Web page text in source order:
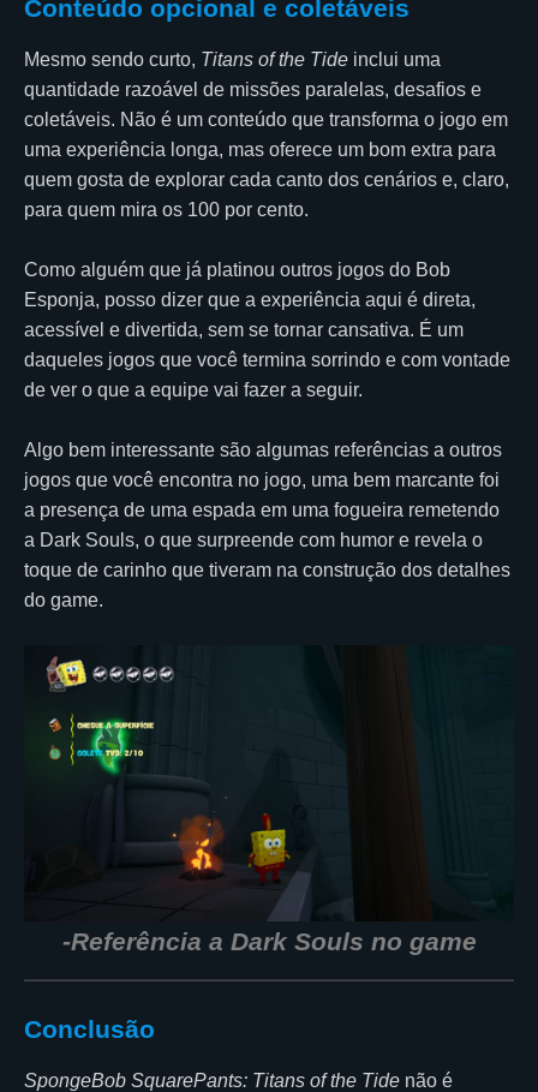
Conteúdo opcional e coletáveis
Mesmo sendo curto, Titans of the Tide inclui uma
quantidade razoável de missões paralelas, desafios e
coletáveis. Não é um conteúdo que transforma o jogo em
uma experiência longa, mas oferece um bom extra para
quem gosta de explorar cada canto dos cenários e, claro,
para quem mira os 100 por cento.
Como alguém que já platinou outros jogos do Bob
Esponja, posso dizer que a experiência aqui é direta,
acessível e divertida, sem se tornar cansativa. É um
daqueles jogos que você termina sorrindo e com vontade
de ver o que a equipe vai fazer a seguir.
Algo bem interessante são algumas referências a outros
jogos que você encontra no jogo, uma bem marcante foi
a presença de uma espada em uma fogueira remetendo
a Dark Souls, o que surpreende com humor e revela o
toque de carinho que tiveram na construção dos detalhes
do game.
-Referência a Dark Souls no game
Conclusão
SpongeBob SquarePants: Titans of the Tide não é